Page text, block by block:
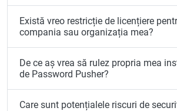
Există vreo restricție de licențiere
compania sau organizația mea?
De ce aș vrea să rulez propria mea
de Password Pusher?
Care sunt potențialele riscuri de